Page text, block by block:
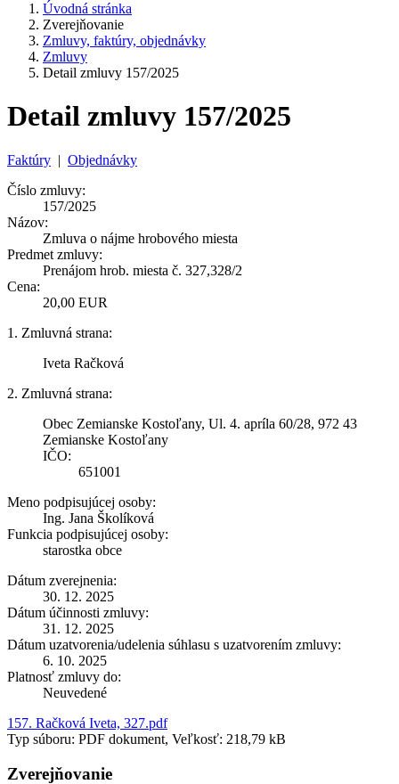
Úvodná stránka
Zverejňovanie
Zmluvy, faktúry, objednávky
Zmluvy
Detail zmluvy 157/2025
Detail zmluvy 157/2025
Faktúry | Objednávky
Číslo zmluvy:
157/2025
Názov:
Zmluva o nájme hrobového miesta
Predmet zmluvy:
Prenájom hrob. miesta č. 327,328/2
Cena:
20,00 EUR
1. Zmluvná strana:
Iveta Račková
2. Zmluvná strana:
Obec Zemianske Kostoľany, Ul. 4. apríla 60/28, 972 43
Zemianske Kostoľany
IČO:
651001
Meno podpisujúcej osoby:
Ing. Jana Školíková
Funkcia podpisujúcej osoby:
starostka obce
Dátum zverejnenia:
30. 12. 2025
Dátum účinnosti zmluvy:
31. 12. 2025
Dátum uzatvorenia/udelenia súhlasu s uzatvorením zmluvy:
6. 10. 2025
Platnosť zmluvy do:
Neuvedené
157. Račková Iveta, 327.pdf
Typ súboru: PDF dokument, Veľkosť: 218,79 kB
Zverejňovanie